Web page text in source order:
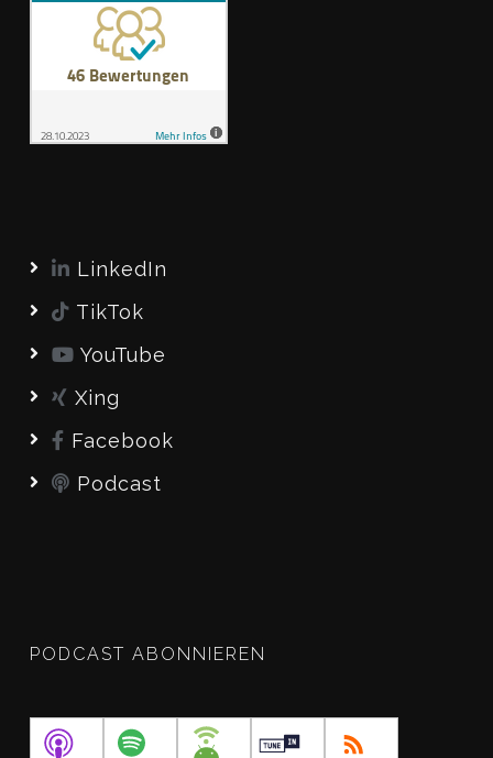
LinkedIn
TikTok
YouTube
Xing
Facebook
Podcast
PODCAST ABONNIEREN